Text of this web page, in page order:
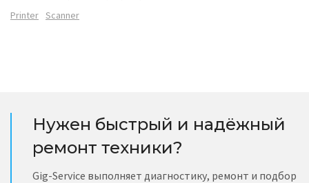
Printer Scanner
Нужен быстрый и надёжный
ремонт техники?
Gig-Service выполняет диагностику, ремонт и подбор